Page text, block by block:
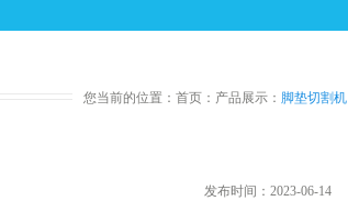
您当前的位置： 首页 ： 产品展示 ： 脚垫切割机
发布时间：2023-06-14